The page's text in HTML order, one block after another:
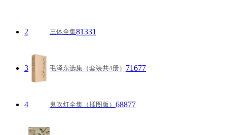
2 三体全集81331
3 毛泽东选集（套装共4册） 71677
4 鬼吹灯全集（插图版） 68877